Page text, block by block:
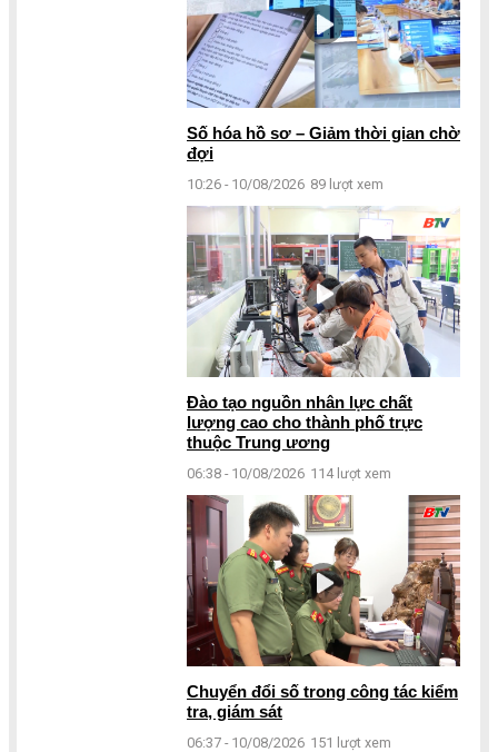
Số hóa hồ sơ – Giảm thời gian chờ
đợi
10:26 - 10/08/2026 89 lượt xem
Đào tạo nguồn nhân lực chất
lượng cao cho thành phố trực
thuộc Trung ương
06:38 - 10/08/2026 114 lượt xem
Chuyển đổi số trong công tác kiểm
tra, giám sát
06:37 - 10/08/2026 151 lượt xem